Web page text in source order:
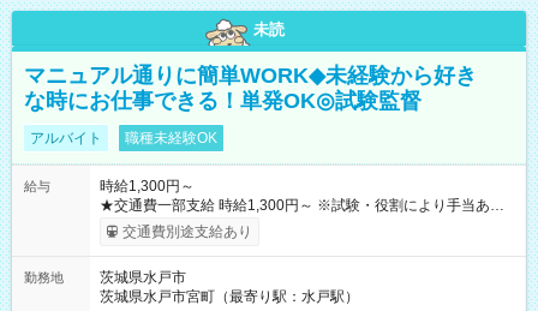
未読
マニュアル通りに簡単WORK◆未経験から好き
な時にお仕事できる！単発OK◎試験監督
アルバイト 職種未経験OK
給与
時給1,300円～
★交通費一部支給 時給1,300円～ ※試験・役割により手当あり
※勤務回数により昇給あり 【即給（前払い）オプションあ
り！】 希望される場合、勤務から1週間ほどで給与の一部を受け
例】 ・河合塾模擬試験 8:30～17:30（休憩1時間） 時給1,300円
×8時間＝日収10,400円＋交通費 ※当日の役割により時給＋100
交通費別途支給あり
勤務地
茨城県水戸市
茨城県水戸市宮町（最寄り駅：水戸駅）